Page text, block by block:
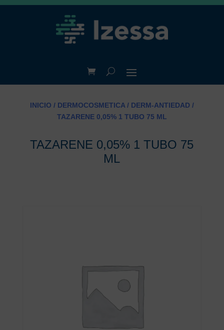
INICIO / DERMOCOSMETICA/ DERM-ANTIEDAD/
TAZARENE 0,05% 1 TUBO 75 ML
TAZARENE 0,05% 1 TUBO 75
ML